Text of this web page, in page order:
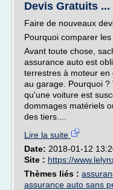
Devis Gratuits ...
Faire de nouveaux
Pourquoi comparer
Avant toute chose,
assurance auto est
terrestres à moteur
au garage. Pourquoi ?
qu'une voiture est
dommages matériels
des tiers....
Lire la suite
Date: 2018-01-12
Site : https://
Thèmes liés :
assurance auto sans